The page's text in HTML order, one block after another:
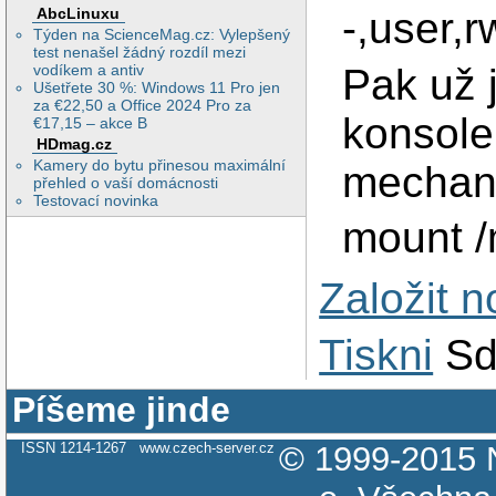
AbcLinuxu
Týden na ScienceMag.cz: Vylepšený
test nenašel žádný rozdíl mezi
vodíkem a antiv
Ušetřete 30 %: Windows 11 Pro jen
za €22,50 a Office 2024 Pro za
€17,15 – akce B
HDmag.cz
Kamery do bytu přinesou maximální
přehled o vaší domácnosti
Testovací novinka
-
Pak už
mount
Založit
Tiskni
Píšeme jinde
ISSN 1214-1267 www.czech-server.cz © 1999-2015